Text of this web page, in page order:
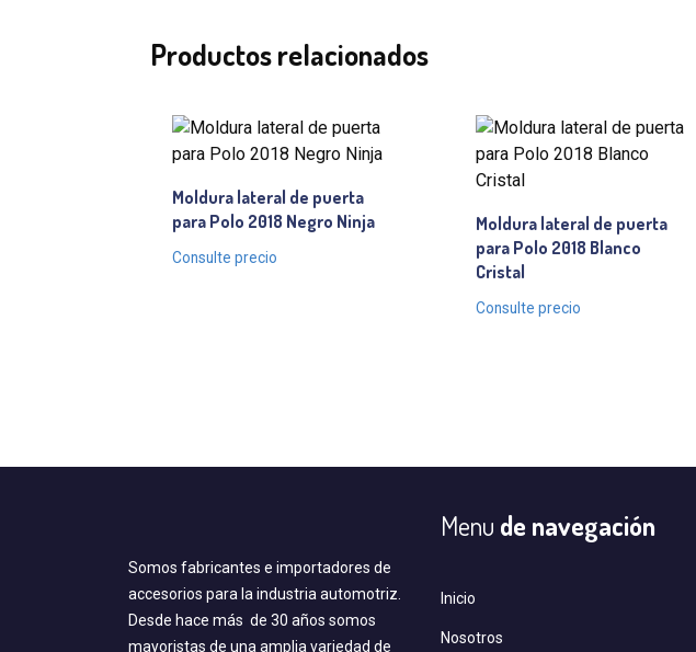
Productos relacionados
Moldura lateral de puerta
para Polo 2018 Negro Ninja
Consulte precio
Moldura lateral de puerta
para Polo 2018 Blanco
Cristal
Consulte precio
Somos fabricantes e importadores de
accesorios para la industria automotriz.
Desde hace más de 30 años somos
mayoristas de una amplia variedad de
Menu de navegación
Inicio
Nosotros